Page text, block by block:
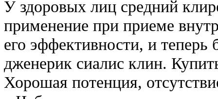
У здоровых лиц средний
применение при приеме
его эффективности, и теперь
дженерик сиалис клин.
Хорошая потенция,